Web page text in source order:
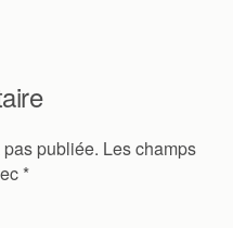
publiée. Les champs
*